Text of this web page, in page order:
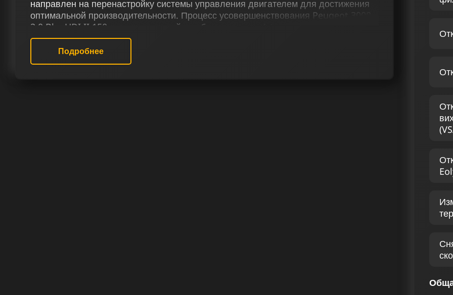
направлен на перенастройку системы управления двигателем для достижения
оптимальной производительности. Процесс усовершенствования Peugeot 3008
2.0 BlueHDI II 150 лс, включающий в себя чип тюнинг (stage 1 и stage 2),
отключение катализатора (Евро-2), отключение функции Evap, деактивацию EGR,
активацию отстрелов, выключение вихревых заслонок, настройку
терморегуляции и снятие ограничения скорости (Speedlimit), ведет к лучшей
Подробнее